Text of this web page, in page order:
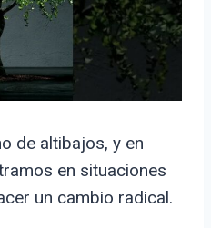
de altibajos, y en
en situaciones
un cambio radical.